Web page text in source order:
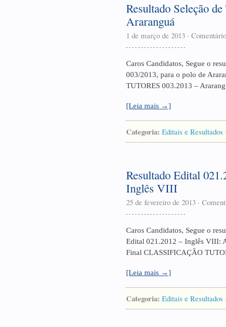
Resultado Seleção
Araranguá
1 de março de 2013 ·
Caros Candidatos, Segue o
003/2013, para o polo de
TUTORES 003.2013 –
[Leia mais →]
Categoria: Editais e Resultados
Resultado Edital
Inglês VIII
25 de fevereiro de 2013 ·
Caros Candidatos, Segue o
Edital 021.2012 – Inglês VIII:
Final CLASSIFICAÇÃO
[Leia mais →]
Categoria: Editais e Resultados